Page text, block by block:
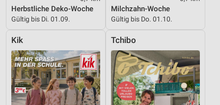
Herbstliche Deko-Woche
Gültig bis Di. 01.09.
Milchzahn-Woche
Gültig bis Do. 01.10.
Kik Tchibo